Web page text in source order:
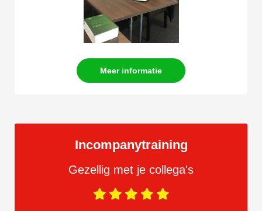
Meer informatie
Incompanytraining
Gezellig met je collega's